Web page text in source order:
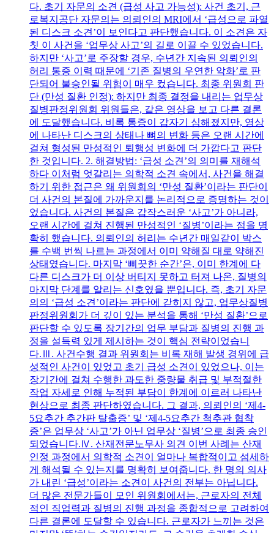
다. 초기 자문의 소견 (급성 사고 가능성): 사건 초기, 근
로복지공단 자문의는 의뢰인의 MRI에서 ‘급성으로 파열
된 디스크 소견’이 보인다고 판단했습니다. 이 소견은 자
칫 이 사건을 ‘업무상 사고’의 길로 이끌 수 있었습니다.
하지만 ‘사고’로 주장할 경우, 수년간 지속된 의뢰인의
허리 통증 이력 때문에 ‘기존 질병의 우연한 악화’로 판
단되어 불승인될 위험이 매우 컸습니다. 최종 위원회 판
단 (만성 질환 인정): 하지만 최종 결정을 내리는 업무상
질병판정위원회 위원들은, 같은 영상을 보고 다른 결론
에 도달했습니다. 비록 통증이 갑자기 심해졌지만, 영상
에 나타난 디스크의 상태나 뼈의 변화 등은 오랜 시간에
걸쳐 형성된 만성적인 퇴행성 변화에 더 가깝다고 판단
한 것입니다. 2. 해결방법: ‘급성 소견’의 의미를 재해석
하다 이처럼 엇갈리는 의학적 소견 속에서, 사건을 해결
하기 위한 접근은 왜 위원회의 ‘만성 질환’이라는 판단이
더 사건의 본질에 가까운지를 논리적으로 증명하는 것이
었습니다. 사건의 본질은 갑작스러운 ‘사고’가 아니라,
오랜 시간에 걸쳐 진행된 만성적인 ‘질병’이라는 점을 명
확히 했습니다. 의뢰인의 허리는 수년간 매일같이 박스
를 수백 번씩 나르는 과정에서 이미 약해질 대로 약해진
상태였습니다. 마지막 ‘삐끗한 순간’은, 이미 한계에 다
다른 디스크가 더 이상 버티지 못하고 터져 나온, 질병의
마지막 단계를 알리는 신호였을 뿐입니다. 즉, 초기 자문
의의 ‘급성 소견’이라는 판단에 갇히지 않고, 업무상질병
판정위원회가 더 깊이 있는 분석을 통해 ‘만성 질환’으로
판단할 수 있도록 장기간의 업무 부담과 질병의 진행 과
정을 설득력 있게 제시하는 것이 핵심 전략이었습니
다.Ⅲ. 사건수행 결과 위원회는 비록 재해 발생 경위에 급
성적인 사건이 있었고 초기 급성 소견이 있었으나, 이는
장기간에 걸쳐 수행한 과도한 중량물 취급 및 부적절한
작업 자세로 인해 누적된 부담이 한계에 이르러 나타난
현상으로 최종 판단하였습니다. 그 결과, 의뢰인의 ‘제4-
5요추간 추간판 탈출증’ 및 ‘제4-5요추간 척추관 협착
증’은 업무상 ‘사고’가 아닌 업무상 ‘질병’으로 최종 승인
되었습니다.Ⅳ. 산재전문노무사 의견 이번 사례는 산재
인정 과정에서 의학적 소견이 얼마나 복합적이고 섬세하
게 해석될 수 있는지를 명확히 보여줍니다. 한 명의 의사
가 내린 ‘급성’이라는 소견이 사건의 전부는 아닙니다.
더 많은 전문가들이 모인 위원회에서는, 근로자의 전체
적인 직업력과 질병의 진행 과정을 종합적으로 고려하여
다른 결론에 도달할 수 있습니다. 근로자가 느끼는 것은